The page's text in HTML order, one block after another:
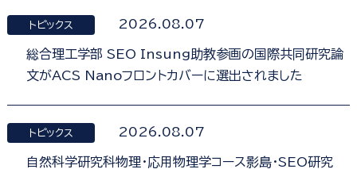
トピックス 2026.08.07
総合理工学部 SEO Insung助教参画の国際共同研究論
文がACS Nanoフロントカバーに選出されました
トピックス 2026.08.07
自然科学研究科物理・応用物理学コース影島・SEO研究